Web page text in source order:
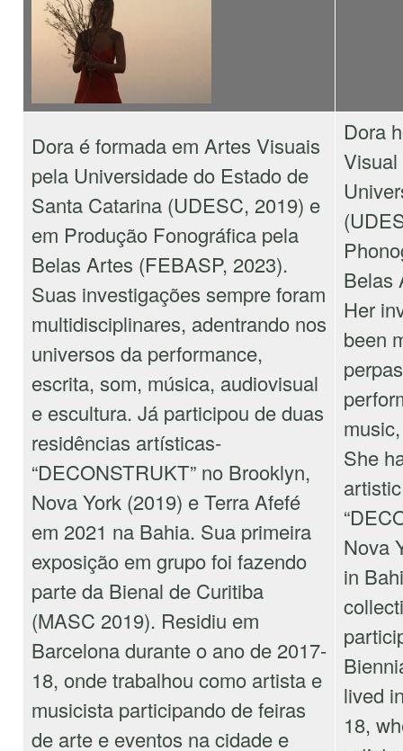
Dora é formada em Artes Visuais
pela Universidade do Estado de
Santa Catarina (UDESC, 2019) e
em Produção Fonográfica pela
Belas Artes (FEBASP, 2023).
Suas investigações sempre foram
multidisciplinares, adentrando nos
universos da performance,
escrita, som, música, audiovisual
e escultura. Já participou de duas
residências artísticas-
“DECONSTRUKT” no Brooklyn,
Nova York (2019) e Terra Afefé
em 2021 na Bahia. Sua primeira
exposição em grupo foi fazendo
parte da Bienal de Curitiba
(MASC 2019). Residiu em
Barcelona durante o ano de 2017-
18, onde trabalhou como artista e
musicista participando de feiras
de arte e eventos na cidade e
Dora
Belas
Her
been
She
Nova
in
lived
18,